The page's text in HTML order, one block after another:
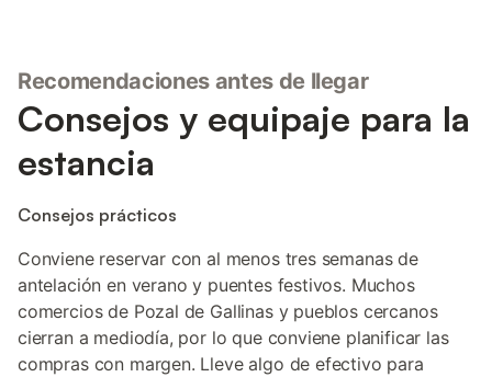
Recomendaciones antes de llegar
Consejos y equipaje para la
estancia
Consejos prácticos
Conviene reservar con al menos tres semanas de
antelación en verano y puentes festivos. Muchos
comercios de Pozal de Gallinas y pueblos cercanos
cierran a mediodía, por lo que conviene planificar las
compras con margen. Lleve algo de efectivo para